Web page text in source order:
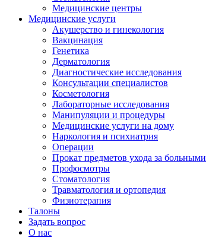
Медицинские центры
Медицинские услуги
Акушерство и гинекология
Вакцинация
Генетика
Дерматология
Диагностические исследования
Консультации специалистов
Косметология
Лабораторные исследования
Манипуляции и процедуры
Медицинские услуги на дому
Наркология и психиатрия
Операции
Прокат предметов ухода за больными
Профосмотры
Стоматология
Травматология и ортопедия
Физиотерапия
Талоны
Задать вопрос
О нас